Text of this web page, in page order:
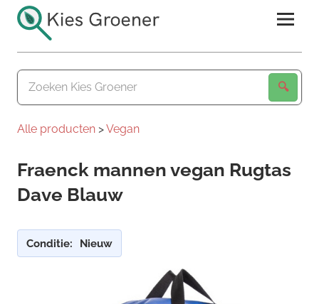
naar
inhoudKies
Groener
Alle producten >Vegan
Fraenck mannen vegan Rugtas
Dave Blauw
Conditie: Nieuw